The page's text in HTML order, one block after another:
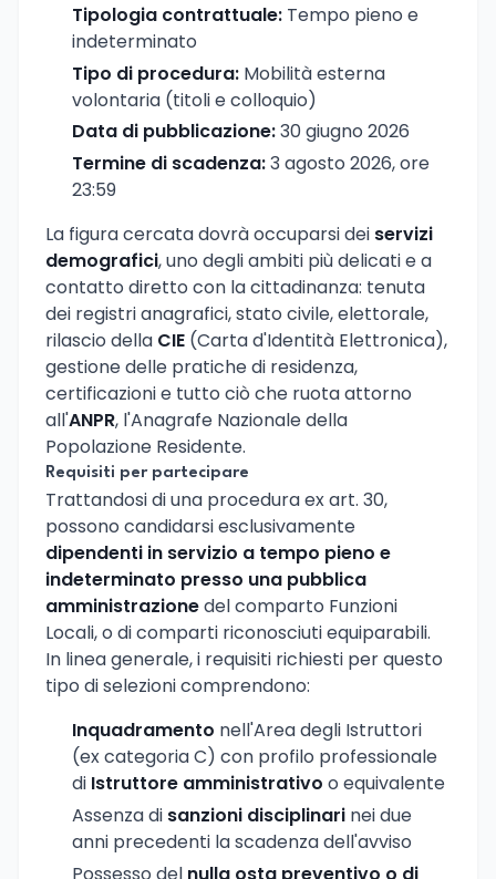
Tipologia contrattuale: Tempo pieno e
indeterminato
Tipo di procedura: Mobilità esterna
volontaria (titoli e colloquio)
Data di pubblicazione:30 giugno 2026
Termine di scadenza:3 agosto 2026, ore
23:59
La figura cercata dovrà occuparsi dei servizi
demografici, uno degli ambiti più delicati e a
contatto diretto con la cittadinanza: tenuta
dei registri anagrafici, stato civile, elettorale,
rilascio della CIE (Carta d'Identità Elettronica),
gestione delle pratiche di residenza,
certificazioni e tutto ciò che ruota attorno
all'ANPR, l'Anagrafe Nazionale della
Popolazione Residente.
Requisiti per partecipare
Trattandosi di una procedura ex art. 30,
possono candidarsi esclusivamente
dipendenti in servizio a tempo pieno e
indeterminato presso una pubblica
amministrazionedel comparto Funzioni
Locali, o di comparti riconosciuti equiparabili.
In linea generale, i requisiti richiesti per questo
tipo di selezioni comprendono:
Inquadramento nell'Area degli Istruttori
(ex categoria C) con profilo professionale
di Istruttore amministrativo o equivalente
Assenza di sanzioni disciplinari nei due
anni precedenti la scadenza dell'avviso
Possesso del nulla osta preventivo o di